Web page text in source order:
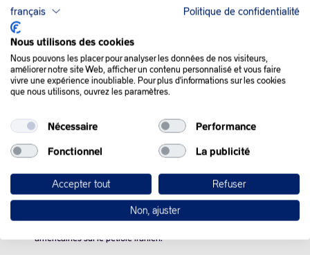
QUE SE PASSE-T-IL
DANS LE MONDE :
Le pétrole chute face aux progrès des négociations entre les
Les cours de l’or noir ont reculé lundi, sous l’effet de l’évolution
favorable des pourparlers entre Washington et Téhéran,
notamment l’annonce de la suspension des sanctions
américaines sur le pétrole iranien.
français Politique de confidentialité
Nous utilisons des cookies
Nous pouvons les placer pour analyser les données de nos visiteurs,
améliorer notre site Web, afficher un contenu personnalisé et vous faire
vivre une expérience inoubliable. Pour plus d'informations sur les cookies
que nous utilisons, ouvrez les paramètres.
Nécessaire Performance
Fonctionnel La publicité
Accepter tout Refuser
Non, ajuster